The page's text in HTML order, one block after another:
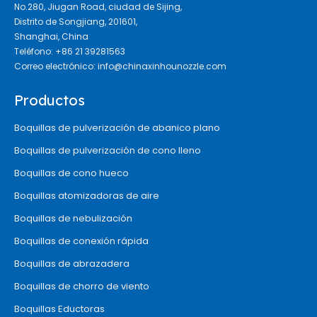
No.280, Jiugan Road, ciudad de Sijing,
Distrito de Songjiang, 201601,
Shanghai, China
Teléfono: +86 21 39281563
Correo electrónico: info@chinaxinhounozzle.com
Productos
Boquillas de pulverización de abanico plano
Boquillas de pulverización de cono lleno
Boquillas de cono hueco
Boquillas atomizadoras de aire
Boquillas de nebulización
Boquillas de conexión rápida
Boquillas de abrazadera
Boquillas de chorro de viento
Boquillas Eductoras